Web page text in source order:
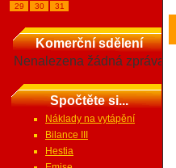
29
30 31
Komerční sdělení
Nenalezena žádná zpráva
Spočtěte si...
Náklady na vytápění
Bilance III
Hestia